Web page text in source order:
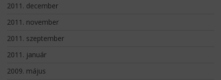
2011. december
2011. november
2011. szeptember
2011. január
2009. május